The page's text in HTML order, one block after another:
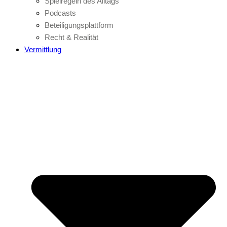
Podcasts
Beteiligungsplattform
Recht & Realität
Vermittlung